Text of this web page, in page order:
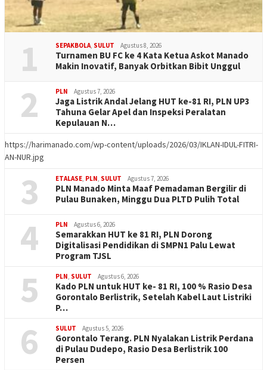
1 SEPAKBOLA, SULUT Agustus 8, 2026
Turnamen BU FC ke 4 Kata Ketua Askot Manado
Makin Inovatif, Banyak Orbitkan Bibit Unggul
2 PLN Agustus 7, 2026
Jaga Listrik Andal Jelang HUT ke-81 RI, PLN UP3
Tahuna Gelar Apel dan Inspeksi Peralatan
Kepulauan N…
https://harimanado.com/wp-content/uploads/2026/03/IKLAN-IDUL-FITRI-
AN-NUR.jpg
3 ETALASE, PLN, SULUT Agustus 7, 2026
PLN Manado Minta Maaf Pemadaman Bergilir di
Pulau Bunaken, Minggu Dua PLTD Pulih Total
4 PLN Agustus 6, 2026
Semarakkan HUT ke 81 RI, PLN Dorong
Digitalisasi Pendidikan di SMPN1 Palu Lewat
Program TJSL
5 PLN, SULUT Agustus 6, 2026
Kado PLN untuk HUT ke- 81 RI, 100 % Rasio Desa
Gorontalo Berlistrik, Setelah Kabel Laut Listriki
P…
6 SULUT Agustus 5, 2026
Gorontalo Terang. PLN Nyalakan Listrik Perdana
di Pulau Dudepo, Rasio Desa Berlistrik 100
Persen